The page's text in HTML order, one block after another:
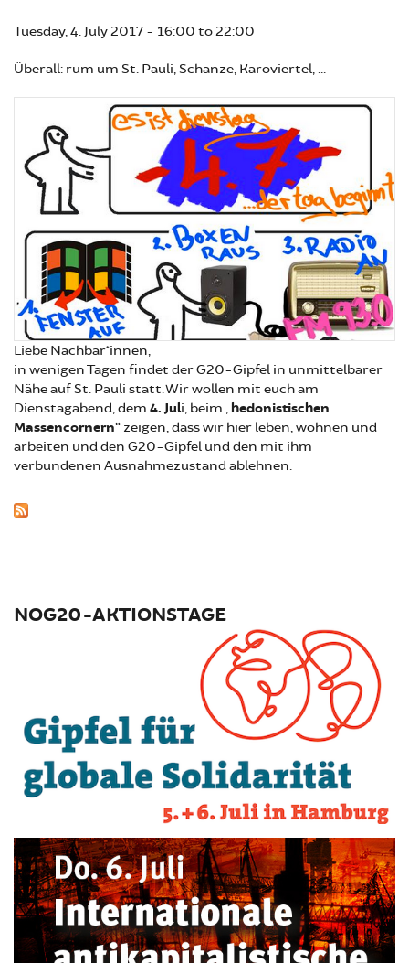
Tuesday, 4. July 2017 - 16:00 to22:00
Überall: rum um St. Pauli, Schanze, Karoviertel, ...
Liebe Nachbar*innen,
in wenigen Tagen findet der G20-Gipfel in unmittelbarer
Nähe auf St. Pauli statt. Wir wollen mit euch am
Dienstagabend, dem 4. Juli, beim „hedonistischen
Massencornern“ zeigen, dass wir hier leben, wohnen und
arbeiten und den G20-Gipfel und den mit ihm
verbundenen Ausnahmezustand ablehnen.
NOG20-AKTIONSTAGE